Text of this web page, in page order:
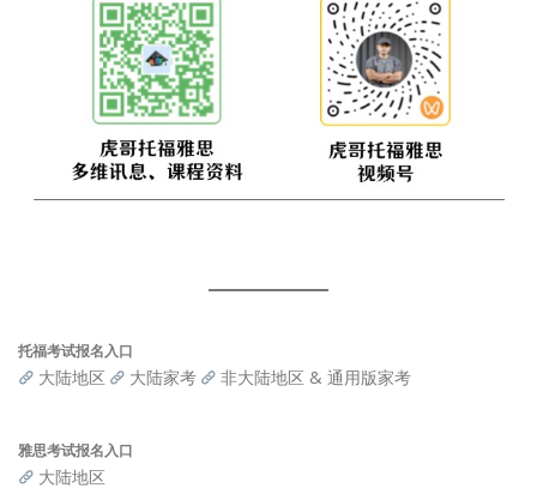
托福考试报名入口
大陆地区 大陆家考 非大陆地区 & 通用版家考
雅思考试报名入口
大陆地区